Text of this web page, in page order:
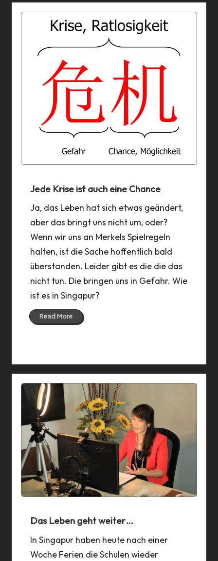
Jede Krise ist auch eine Chance
Ja, das Leben hat sich etwas geändert,
aber das bringt uns nicht um, oder?
Wenn wir uns an Merkels Spielregeln
halten, ist die Sache hoffentlich bald
überstanden. Leider gibt es die die das
nicht tun. Die bringen uns in Gefahr. Wie
ist es in Singapur?
Read More
Das Leben geht weiter…
In Singapur haben heute nach einer
Woche Ferien die Schulen wieder